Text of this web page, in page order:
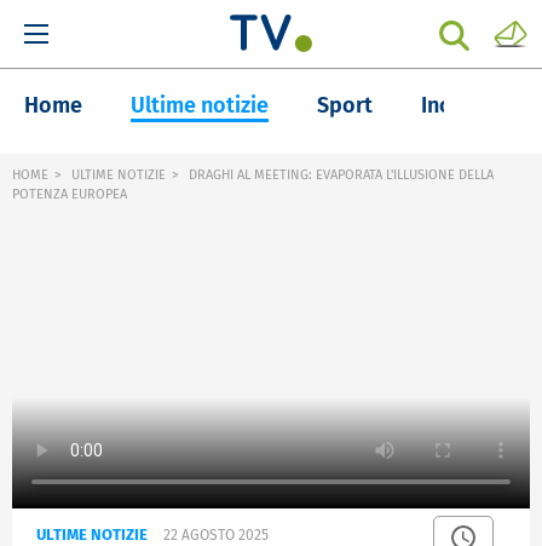
Home Ultime notizie Sport Inchieste
HOME ULTIME NOTIZIE
DRAGHI AL MEETING: EVAPORATA L'ILLUSIONE DELLA
POTENZA EUROPEA
ULTIME NOTIZIE 22 AGOSTO 2025